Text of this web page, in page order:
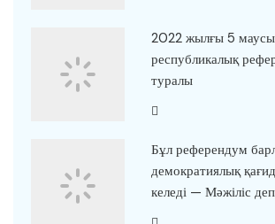
2022 жылғы 5
республикалық
туралы
Бұл референдум
демократиялық
келеді — Мәжіліс